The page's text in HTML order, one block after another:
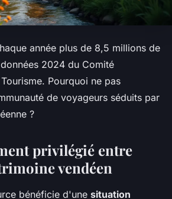
année plus de 8,5 millions de
2024 du Comité
Pourquoi ne pas
de voyageurs séduits par
?
privilégié entre
vendéen
bénéficie d'une situation